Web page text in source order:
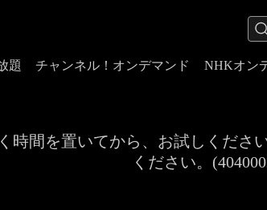
題 チャンネル！オンデマンド NHKオン
時間を置いてから、お試しくだ
ください。